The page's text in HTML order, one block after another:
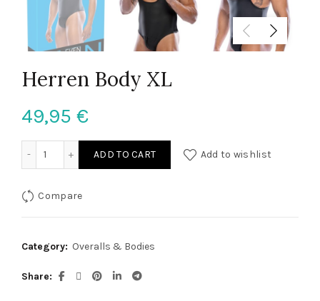
Herren Body XL
49,95 €
ADD TO CART Add to wishlist
Compare
Category: Overalls & Bodies
Share